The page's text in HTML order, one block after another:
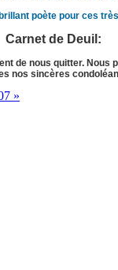
poète pour ces
Carnet de Deuil:
de nous quitter.
nos sincères
»